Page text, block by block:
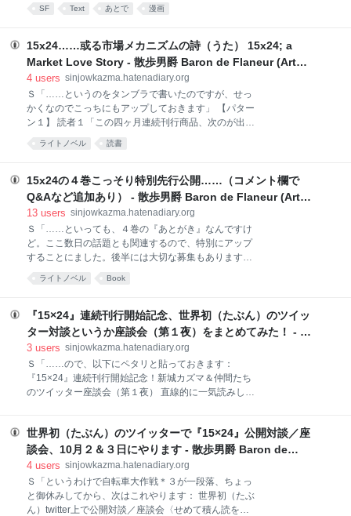
記述は、こちら 1.0.2 英語版の同種ゲームのルール
思いつつ幾星霜……じゃなくて、ほんとは連載自体も
社の担当様。それはともかく、以下がそのエッセイ草
稿バージョンです：よろしければどうぞ」 『ここでは
ないどこかへ 〜若き人々のための架空世界設計講
東京近辺では「なんじゃこりゃ」的に暖かい冬に続い
て「だめだこりゃ」風の寒い春になりつつあります
が、架空世界設計を志す皆さんの地元ではいかがでし
ょうか。ちなみに僕こと新城カズマ／柳川房彦、先日
*1。ついでに大腸カメラも
SF Text あとで 漫画
15x24……或る市場メカニズムの詩（うた） 15x24; a
Market Love Story - 散歩男爵 Baron de Flaneur (Art
Plod版)
4 users sinjowkazma.hatenadiary.org
Ｓ「……というのをタンブラで書いたのですが、せっ
かくなのでこっちにもアップしておきます」 【パター
ン１】 読者１「この四ヶ月連続刊行商品、次のが出る
のを待ってる間がツラすぎるよ！ よし、ぜんぶ出て
から一気買いしようっと」 ↓ 販売担当「ふうむ、この
あ……世間での評判はとても良いんだが、どういうわ
けだろう。しかたがないな、残念だが後半の製造個数
を思いっきり減らすとしよう。ここで無駄な流通在庫
舗ではものすご〜く入手しにくくなるだろうが、お客
様の判断に従うのが市場メカニズムというものだ」 ↓
読者１「あれ、おかしいぞ！ 全巻完結したはずなの
に、どこにも売ってない！ 駅前の店どころか県庁所
ようやくこれから皆が
ライトノベル 読書
15x24の４巻こっそり特別先行公開……（コメント欄で
Q&Aなど追加あり） - 散歩男爵 Baron de Flaneur (Art
Plod版)
13 users sinjowkazma.hatenadiary.org
Ｓ「……といっても、４巻の『あとがき』なんですけ
ど。ここ数日の話題とも関連するので、特別にアップ
することにました。後半には大切な募集もありますの
Ｒ・トールキンは、大作『指輪物語』の執筆期間中に
な中断は、第一部『旅の仲間』の後半、主人公たち一
行が霧ふり山脈の奥深くへ踏み込み、モリアの最深部
にたどり着いたところ……御当人曰く「バーリンの墓
った」……でしょう。全体のおよそ三分の一ちょっと
手前、これから物語がアクションで盛り上がり、驚異
と不思議が怒濤の如く押し寄せ、重要な脇役たちが一
き続けていると同じようなことは起こるもので、僕が
この『15×24』でほぼ唯一中断して迷いに迷ったの
も、同じくらい書き進んだ
ライトノベル Book
『15×24』連続刊行開始記念、世界初（たぶん）のツイッ
ター対談というか座談会（第１夜）をまとめてみた！ - 散
歩男爵 Baron de Flaneur (Art Plod版)
3 users sinjowkazma.hatenadiary.org
Ｓ「……ので、以下にペタリと貼っておきます：
『15×24』連続刊行開始記念！新城カズマ＆仲間たち
のツイッター座談会（第１夜） 直線的に一気読みし易
四角の下んところ青っぽい長方形の中のFOLLOWとい
うところをクリックして新城カズマをフォローする
か、タグの #15t24 を御覧ください。うーむ、やはり
編集という過程は重要で面白いなあ〜」 Ｘ「このトゥ
ギャッターって、ブログパーツとして直接読めるよう
にできるんじゃねえのか」 Ｓ「いや、そのはずなんで
世界初（たぶん）のツイッターで『15×24』公開対談／座
談会、10月２＆３日にやります - 散歩男爵 Baron de
Flaneur (Art Plod版)
4 users sinjowkazma.hatenadiary.org
Ｓ「というわけで自転車大作戦＊３が一段落、ちょっ
と御休みしてから、次はこれやります： 世界初（たぶ
ん）twitter上で公開対談／座談会〈せめて積ん読を、